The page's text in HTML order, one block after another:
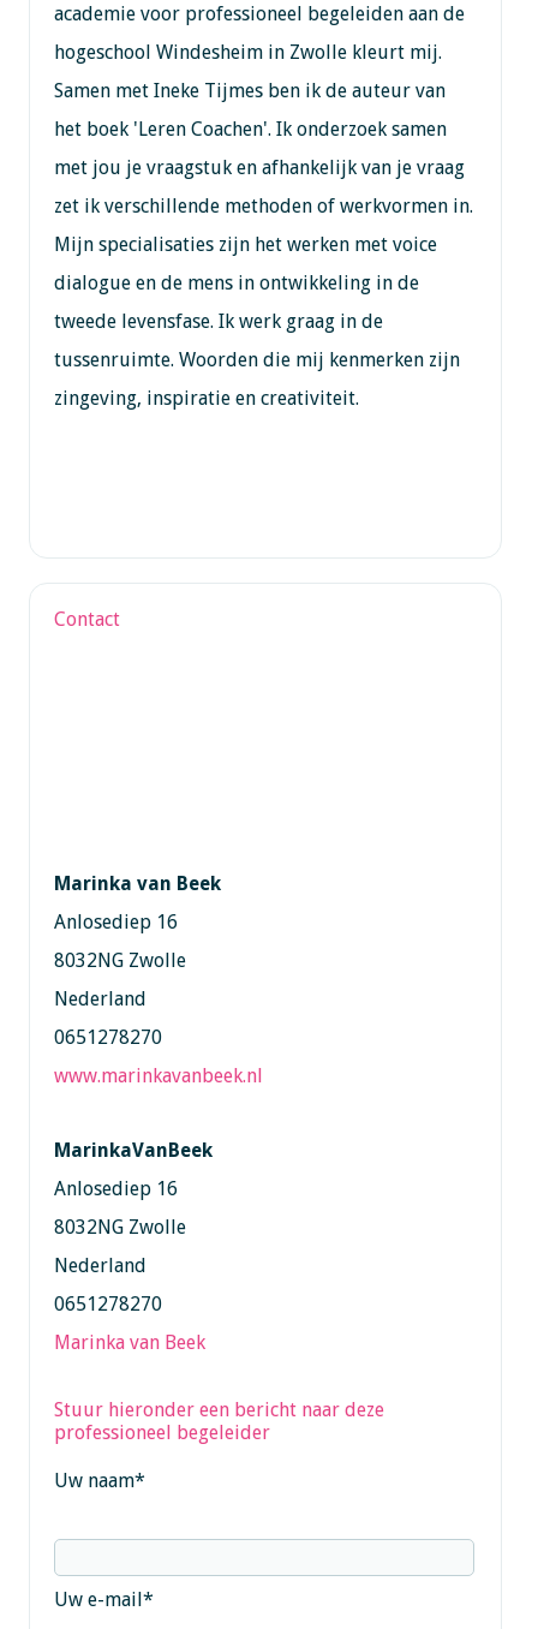
academie voor professioneel begeleiden aan de
hogeschool Windesheim in Zwolle kleurt mij.
Samen met Ineke Tijmes ben ik de auteur van
het boek 'Leren Coachen'. Ik onderzoek samen
met jou je vraagstuk en afhankelijk van je vraag
zet ik verschillende methoden of werkvormen in.
Mijn specialisaties zijn het werken met voice
dialogue en de mens in ontwikkeling in de
tweede levensfase. Ik werk graag in de
tussenruimte. Woorden die mij kenmerken zijn
zingeving, inspiratie en creativiteit.
Contact
Marinka van Beek
Anlosediep 16
8032NG Zwolle
Nederland
0651278270
www.marinkavanbeek.nl
MarinkaVanBeek
Anlosediep 16
8032NG Zwolle
Nederland
0651278270
Marinka van Beek
Stuur hieronder een bericht naar deze
professioneel begeleider
Uw naam*
Uw e-mail*